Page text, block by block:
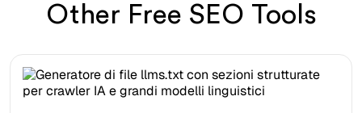
Other Free SEO Tools